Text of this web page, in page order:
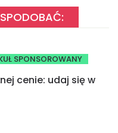
SPONSOROWANY
cenie: udaj się w